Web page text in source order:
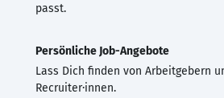
passt.
Persönliche Job-Angebote
Lass Dich finden von Arbeitgebern
Recruiter·innen.